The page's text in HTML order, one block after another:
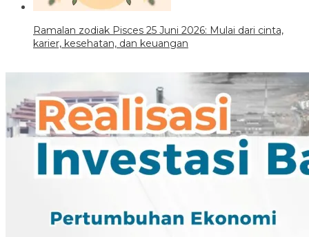
Ramalan zodiak Pisces 25 Juni 2026: Mulai dari cinta,
karier, kesehatan, dan keuangan